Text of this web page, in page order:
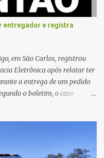
Santa Gertrudes atenderam a
da perícia. Até a
havia sido preso. A Polícia
a autoria dos disparos e as
segue em anda...
entregador e registra
em São Carlos, registrou
Eletrônica após relatar ter
a entrega de um pedido
o boletim, o caso
policial, a vítima relatou